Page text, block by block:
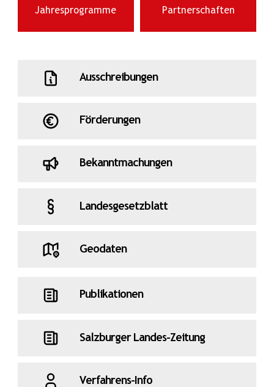
Jahresprogramme Partnerschaften
Ausschreibungen
Förderungen
Bekanntmachungen
Landesgesetzblatt
Geodaten
Publikationen
Salzburger Landes-Zeitung
Verfahrens-Info